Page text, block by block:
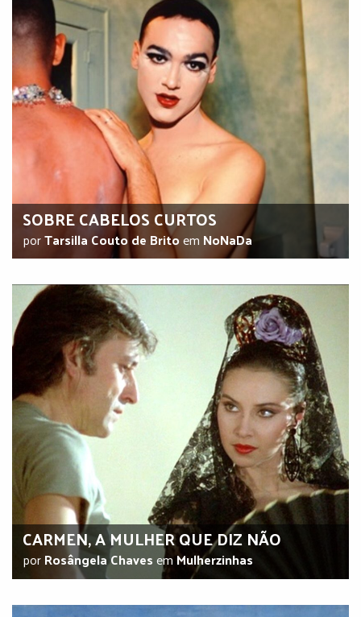
SOBRE CABELOS CURTOS
porTarsilla Couto de Britoem NoNaDa
CARMEN, A MULHER QUE DIZ NÃO
porRosângela ChavesemMulherzinhas